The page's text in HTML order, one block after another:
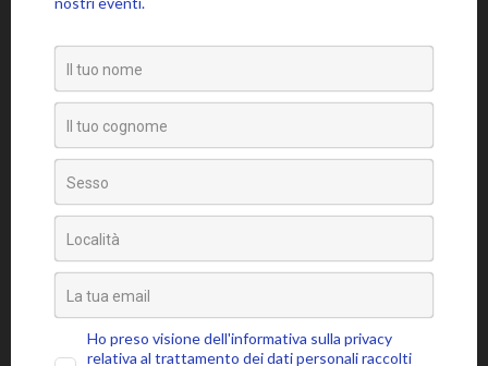
PARTECIPA ALLA COMMUNITY MINDFUL, ISCRIVITI ALLA